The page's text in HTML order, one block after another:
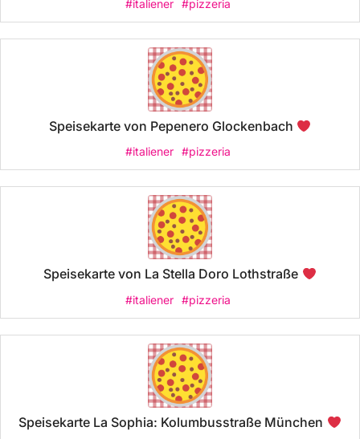
#italiener #pizzeria
Speisekarte von Pepenero Glockenbach
#italiener #pizzeria
Speisekarte von La Stella Doro Lothstraße
#italiener #pizzeria
Speisekarte La Sophia: Kolumbusstraße München